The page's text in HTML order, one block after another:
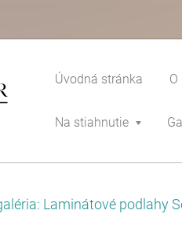
Úvodná stránka O
Na stiahnutie
Laminátové podlahy